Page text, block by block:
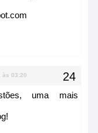
às 03:20
uma mais